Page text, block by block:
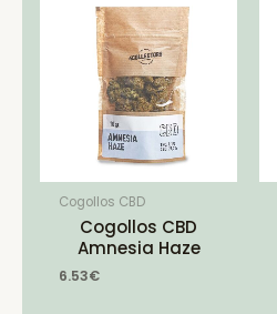
Cogollos CBD
Cogollos CBD
Amnesia Haze
6.53€